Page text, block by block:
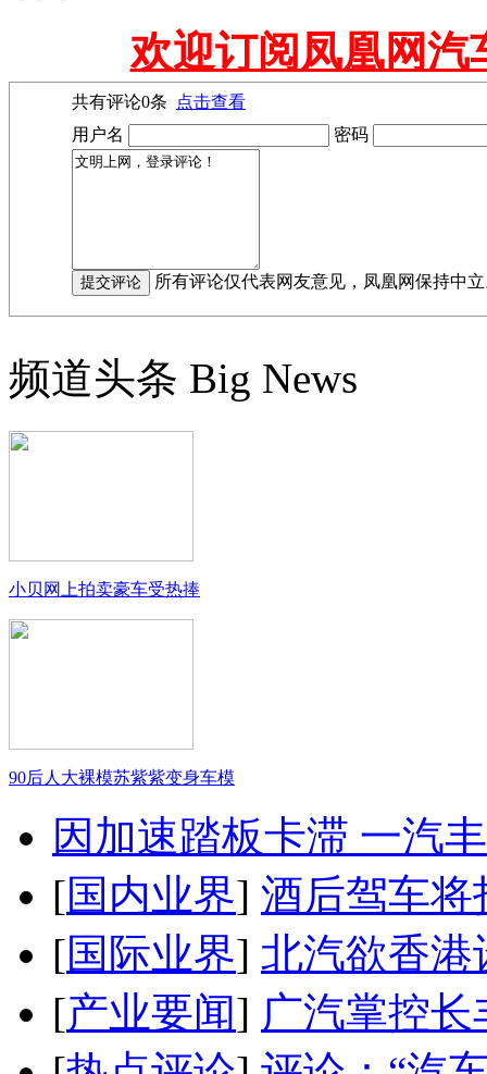
欢迎订阅凤凰网汽
共有评论0条
点击查看
用户名
密码
所有评论仅代表网友意见，凤凰网保持中
频道头条 Big News
小贝网上拍卖豪车受热捧
90后人大裸模苏紫紫变身车模
因加速踏板卡滞 一汽
[国内业界] 酒后驾车将
[国际业界] 北汽欲香港
[产业要闻] 广汽掌控